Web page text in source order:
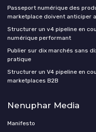
Passeport numérique des
marketplace doivent anticiper
Structurer un v4 pipeline en
numérique performant
Publier sur dix marchés sans
pratique
Structurer un V4 pipeline en
marketplaces B2B
Nenuphar Media
Manifesto